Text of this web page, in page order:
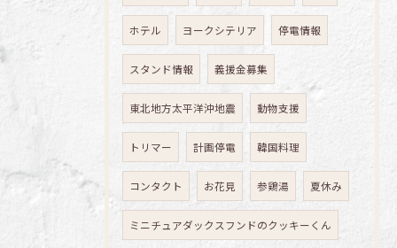
ホテル ヨークシテリア 停電情報
スタンド情報 義援金募集
東北地方太平洋沖地震 動物支援
トリマー 計画停電 韓国料理
コンタクト お花見 参鶏湯 夏休み
ミニチュアダックスフンドのクッキーくん